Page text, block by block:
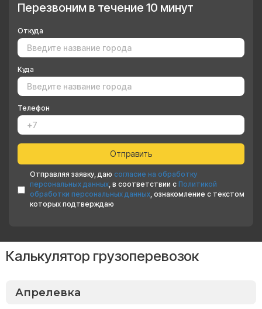
Перезвоним в течение 10 минут
Откуда
Куда
Телефон
Отправляя заявку, даю согласие на обработку
персональных данных, в соответствии с Политикой
обработки персональных данных, ознакомление с текстом
которых подтверждаю
Калькулятор грузоперевозок